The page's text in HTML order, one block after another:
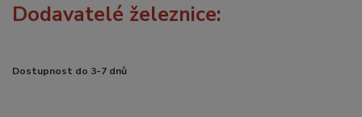
Dodavatelé železnice:
Dostupnost do 3-7 dnů